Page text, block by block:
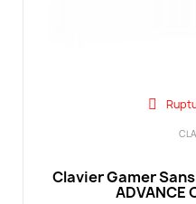
Clavier Gamer
ADVANCE